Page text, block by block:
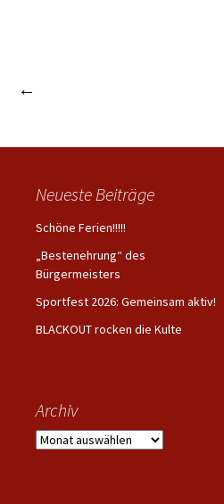
Beitrags-
Navigation
←
Neueste Beiträge
Schöne Ferien!!!!!
„Bestenehrung“ des
Bürgermeisters
Sportfest 2026: Gemeinsam aktiv!
BLACKOUT rocken die Kulte
Archiv
Archiv